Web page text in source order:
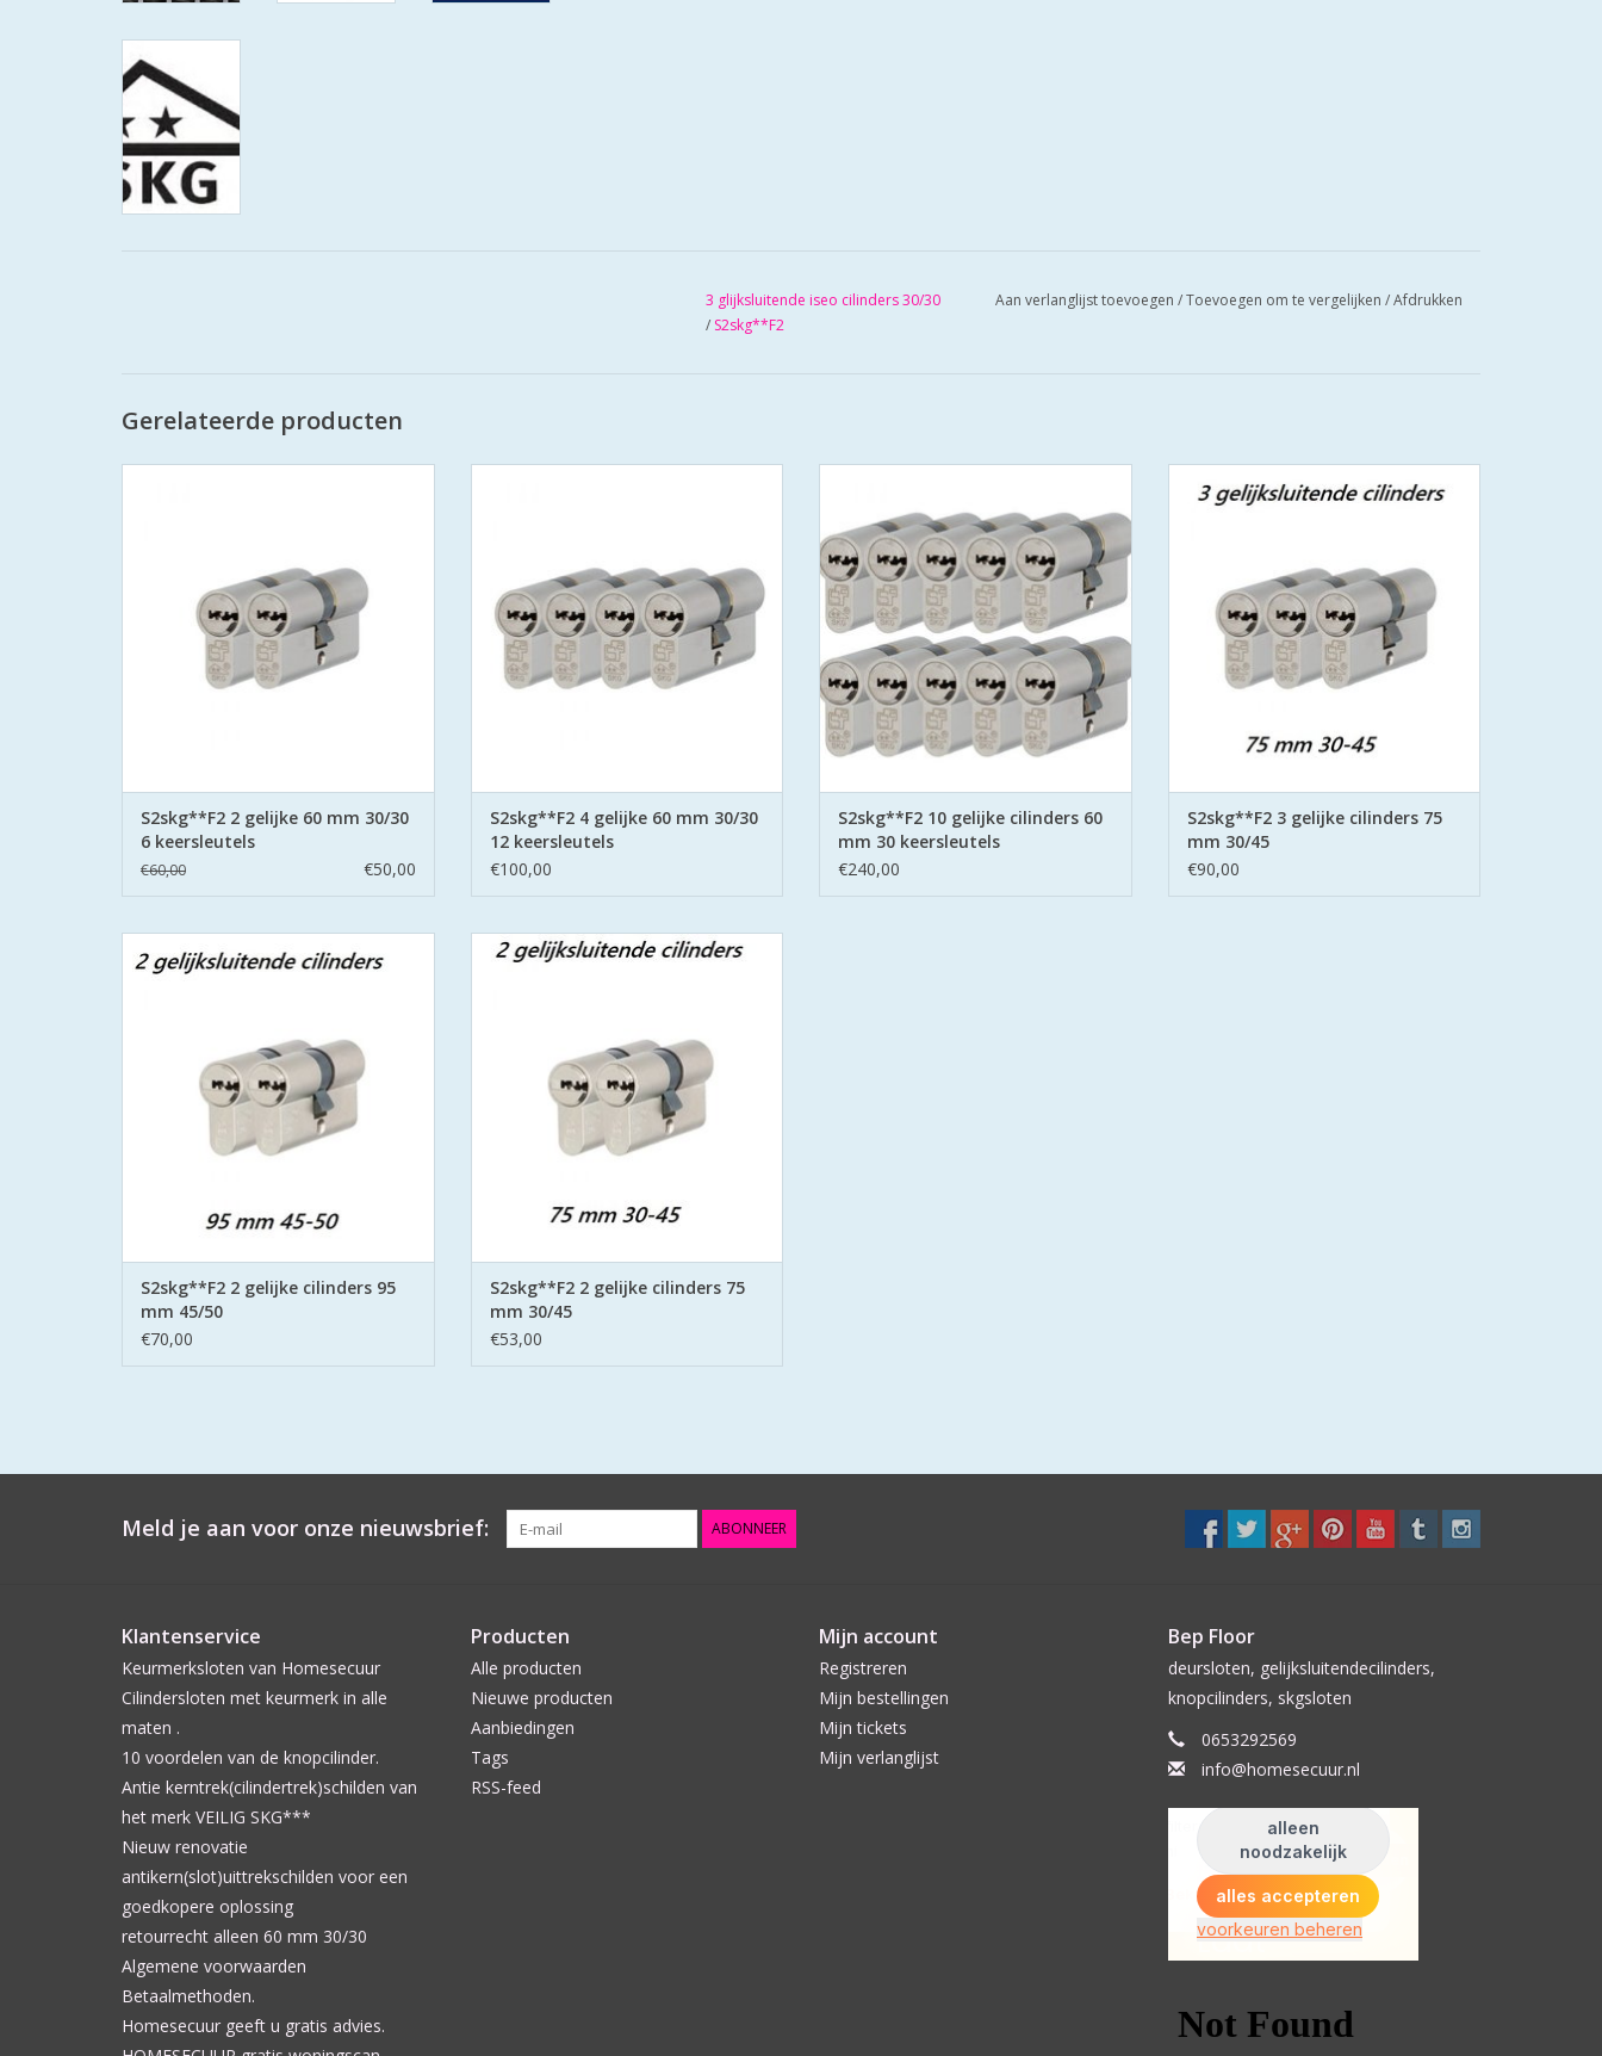
3 glijksluitende iseo cilinders 30/30
/ S2skg**F2
Aan verlanglijst toevoegen /Toevoegen om te vergelijken /Afdrukken
Gerelateerde producten
het Politie Keurmerk Veilig Wonen.
TOEVOEGEN AAN WINKELWAGEN
S2skg**F2 2 gelijke 60 mm 30/30
6 keersleutels
€60,00 €50,00
het Politie Keurmerk Veilig Wonen.
TOEVOEGEN AAN WINKELWAGEN
S2skg**F2 4 gelijke 60 mm 30/30
12 keersleutels
€100,00
keersleutels(putsleutels)
S2 Safe & Secure met de strenge eisen aan
het Politie Keurmerk Veilig Wonen.
TOEVOEGEN AAN WINKELWAGEN
S2skg**F2 10 gelijke cilinders 60
mm 30 keersleutels
€240,00
S2skg**f6 met 9 veilige
het Politie Keurmerk Veilig Wonen.
TOEVOEGEN AAN WINKELWAGEN
S2skg**F2 3 gelijke cilinders 75
mm 30/45
€90,00
S2skg**f6 met 6 veilige
het Politie Keurmerk Veilig Wonen.
TOEVOEGEN AAN WINKELWAGEN
S2skg**F2 2 gelijke cilinders 95
mm 45/50
€70,00
2 gelijksluitende cilinders 75 mm 30/45K
S2skg**f6 met 6 veilige
het Politie Keurmerk Veilig Wonen.
TOEVOEGEN AAN WINKELWAGEN
S2skg**F2 2 gelijke cilinders 75
mm 30/45
€53,00
Meld je aan voor onze nieuwsbrief: ABONNEER
Klantenservice
Keurmerksloten van Homesecuur
Cilindersloten met keurmerk in alle
maten .
10 voordelen van de knopcilinder.
Antie kerntrek(cilindertrek)schilden van
het merk VEILIG SKG***
Nieuw renovatie
antikern(slot)uittrekschilden voor een
goedkopere oplossing
retourrecht alleen 60 mm 30/30
Algemene voorwaarden
Betaalmethoden.
Homesecuur geeft u gratis advies.
Producten
Alle producten
Nieuwe producten
Aanbiedingen
Tags
RSS-feed
Mijn account
Registreren
Mijn bestellingen
Mijn tickets
Mijn verlanglijst
Bep Floor
deursloten, gelijksluitendecilinders,
knopcilinders, skgsloten
0653292569
info@homesecuur.nl